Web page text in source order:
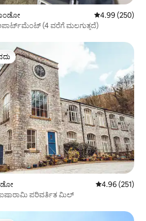
5 ರಲ್ಲಿ 4.99
4.99 (250)
(4 ವರೆಗೆ ಮಲಗುತ್ತದೆ)
5 ರಲ್ಲಿ 4.96
4.96 (251)
ಪರಿವರ್ತಿತ ಮಿಲ್